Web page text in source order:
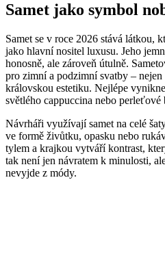
Samet jako symbol
Samet se v roce 2026 stává látkou,
jako hlavní nositel luxusu. Jeho
honosně, ale zároveň útulně.
pro zimní a podzimní svatby –
královskou estetiku. Nejlépe
světlého cappuccina nebo perleťové
Návrháři využívají samet na celé
ve formě živůtku, opasku nebo
tylem a krajkou vytváří kontrast,
tak není jen návratem k minulosti,
nevyjde z módy.